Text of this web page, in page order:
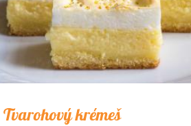
Tvarohový krémeš